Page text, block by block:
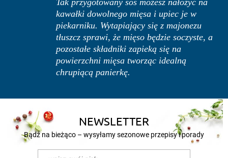
kawałki dowolnego mięsa i upiec je w
piekarniku. Wytapiający się z majonezu
tłuszcz sprawi, że mięso będzie soczyste, a
pozostałe składniki zapieką się na
powierzchni mięsa tworząc idealną
chrupiącą panierkę.
NEWSLETTER
Bądź na bieżąco – wysyłamy sezonowe przepisy i porady